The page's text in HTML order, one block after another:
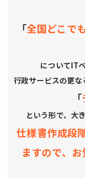
「全国どこで
についてIT
行政サービスの更
「
という形で、大
仕様書作成段
ますので、